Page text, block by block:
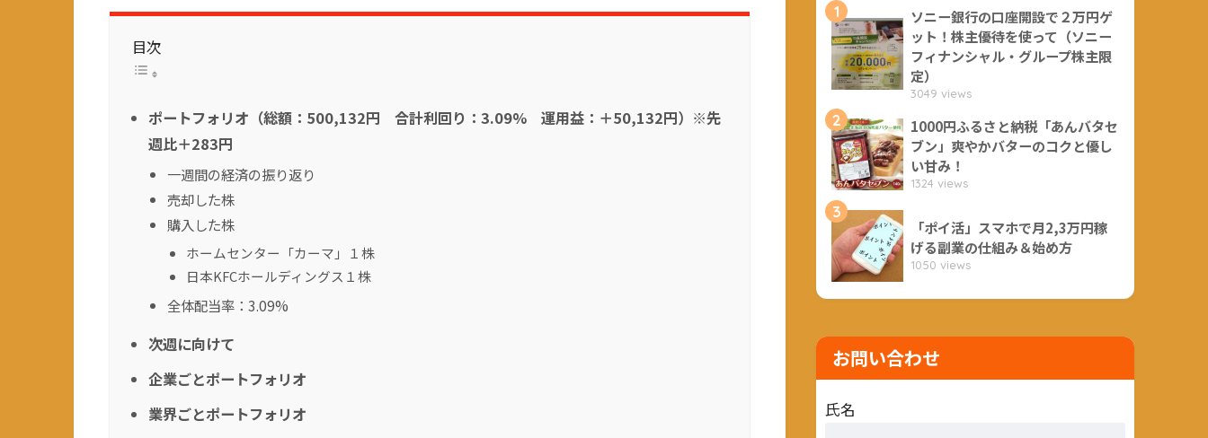
目次
ポートフォリオ（総額：500,132円 合計利回り：3.09% 運用益：＋50,132円）※先
週比＋283円
一週間の経済の振り返り
売却した株
購入した株
ホームセンター「カーマ」１株
日本KFCホールディングス１株
全体配当率：3.09%
次週に向けて
企業ごとポートフォリオ
業界ごとポートフォリオ
1
ソニー銀行の口座開設で２万円ゲ
ット！株主優待を使って（ソニー
フィナンシャル・グループ株主限
定）
3049 views
2
1000円ふるさと納税「あんバタセ
ブン」爽やかバターのコクと優し
い甘み！
1324 views
3
「ポイ活」スマホで月2,3万円稼
げる副業の仕組み＆始め方
1050 views
お問い合わせ
氏名